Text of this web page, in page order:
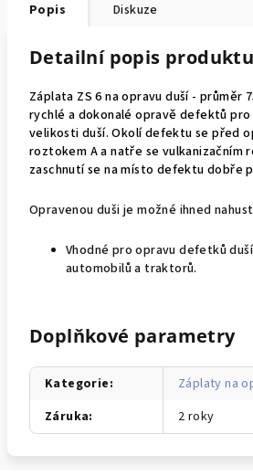
Popis Diskuze
Detailní popis produktu
Záplata ZS 6 na opravu duší - průměr
rychlé a dokonalé opravě defektů
velikosti duší. Okolí defektu se před
roztokem Aa natře se vulkanizačním
zaschnutí se na místo defektu dobře
Opravenou duši je možné ihned
Vhodné pro opravu defetků
automobilů a traktorů.
Doplňkové parametry
Kategorie:
Záplaty na
Záruka: 2 roky